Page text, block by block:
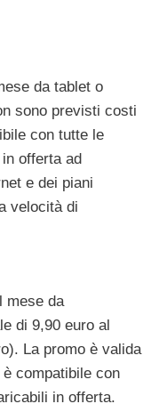
da tablet o
sono previsti costi
con tutte le
offerta ad
e dei piani
velocità di
mese da
di 9,90 euro al
La promo è valida
è compatibile con
in offerta.